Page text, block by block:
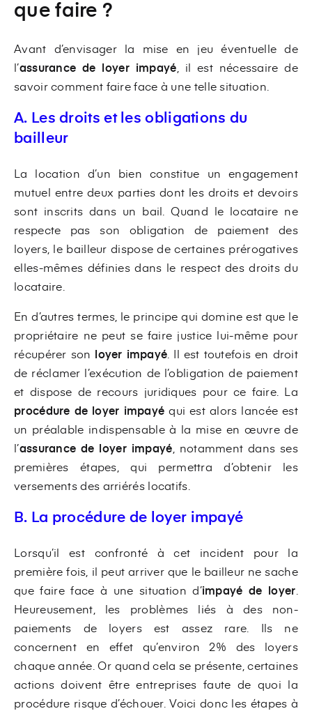
que faire ?
Avant d’envisager la mise en jeu éventuelle de
l’assurance de loyer impayé , il est nécessaire de
savoir comment faire face à une telle situation.
A. Les droits et les obligations du
bailleur
La location d’un bien constitue un engagement
mutuel entre deux parties dont les droits et devoirs
sont inscrits dans un bail. Quand le locataire ne
respecte pas son obligation de paiement des
loyers, le bailleur dispose de certaines prérogatives
elles-mêmes définies dans le respect des droits du
locataire.
En d’autres termes, le principe qui domine est que le
propriétaire ne peut se faire justice lui-même pour
récupérer son loyer impayé . Il est toutefois en droit
de réclamer l’exécution de l’obligation de paiement
et dispose de recours juridiques pour ce faire. La
procédure de loyer impayé qui est alors lancée est
un préalable indispensable à la mise en œuvre de
l’assurance de loyer impayé , notamment dans ses
premières étapes, qui permettra d’obtenir les
versements des arriérés locatifs.
B. La procédure de loyer impayé
Lorsqu’il est confronté à cet incident pour la
première fois, il peut arriver que le bailleur ne sache
que faire face à une situation d’impayé de loyer
Heureusement, les problèmes liés à des non-
paiements de loyers est assez rare. Ils ne
concernent en effet qu’environ 2% des loyers
chaque année. Or quand cela se présente, certaines
actions doivent être entreprises faute de quoi la
procédure risque d’échouer. Voici donc les étapes à